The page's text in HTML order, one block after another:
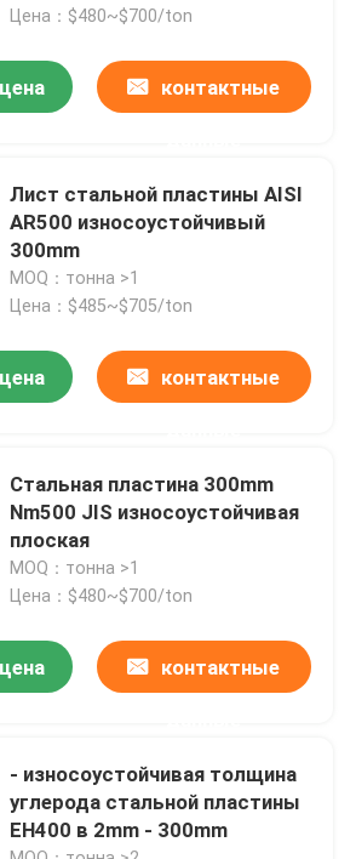
лист алюминия в листах
листа
Цена：$480~$700/ton
контактные
Лист стальной пластины AISI
AR500 износоустойчивый
300mm
MOQ：тонна >1
Цена：$485~$705/ton
контактные
Стальная пластина 300mm
Nm500 JIS износоустойчивая
плоская
MOQ：тонна >1
Цена：$480~$700/ton
контактные
- износоустойчивая толщина
углерода стальной пластины
EH400 в 2mm - 300mm